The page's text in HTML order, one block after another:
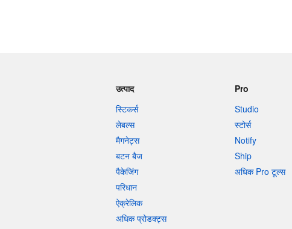
उत्पाद
स्टिकर्स
लेबल्स
मैगनेट्स
बटन बैज
पैकेजिंग
परिधान
ऐक्रेलिक
अधिक प्रोडक्ट्स
Pro
Studio
स्टोर्स
Notify
Ship
अधिक Pro टूल्स